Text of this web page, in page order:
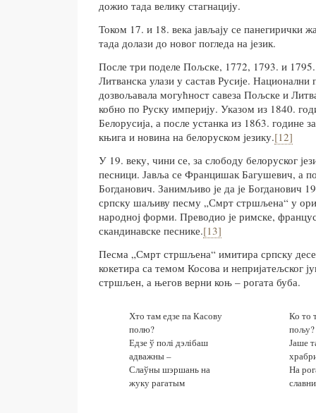
дожио тада велику стагнацију.
Током 17. и 18. века јављају се панегирички
тада долази до новог погледа на језик.
После три поделе Пољске, 1772, 1793. и
Литванска улази у састав Русије. Национални
дозвољавала могућност савеза Пољске и
кобно по Руску империју. Указом из 1840.
Белорусија, а после устанка из 1863. године
књига и новина на белоруском језику.[12]
У 19. веку, чини се, за слободу белоруског
песници. Јавља се Францишак Багушевич, а
Богданович. Занимљиво је да је Богданович
српску шаљиву песму „Смрт стршљена“ у
народној форми. Преводио је римске,
скандинавске песнике.[13]
Песма „Смрт стршљена“ имитира српску
кокетира са темом Косова и непријатељског
стршљен, а његов верни коњ – рогата буба.
Хто там едзе па Касову
полю?
Едзе ў полі дэлібаш
адважны –
Слаўны шэршань на
жуку рагатым
Ко то
пољу?
Јаше
На